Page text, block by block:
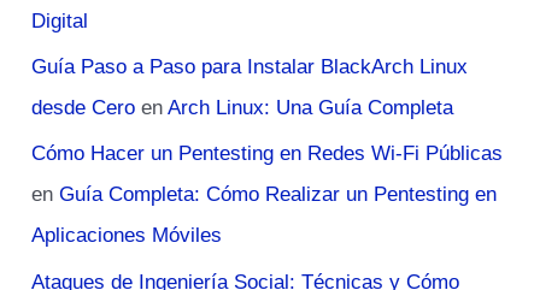
Digital
Guía Paso a Paso para Instalar BlackArch Linux
desde Cero enArch Linux: Una Guía Completa
Cómo Hacer un Pentesting en Redes Wi-Fi Públicas
enGuía Completa: Cómo Realizar un Pentesting en
Aplicaciones Móviles
Ataques de Ingeniería Social: Técnicas y Cómo